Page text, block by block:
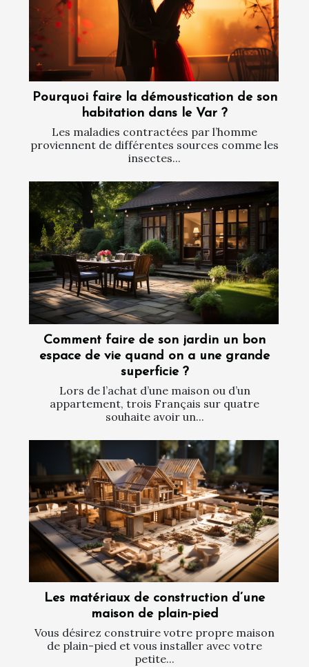
Pourquoi faire la démoustication de son
habitation dans le Var ?
Les maladies contractées par l’homme
proviennent de différentes sources comme les
insectes...
Comment faire de son jardin un bon
espace de vie quand on a une grande
superficie ?
Lors de l’achat d’une maison ou d’un
appartement, trois Français sur quatre
souhaite avoir un...
Les matériaux de construction d’une
maison de plain-pied
Vous désirez construire votre propre maison
de plain-pied et vous installer avec votre
petite...